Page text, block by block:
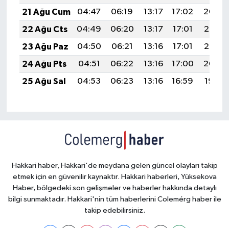
21 Ağu Cum
04:47 06:19 13:17 17:02
20:04
22 Ağu Cts
04:49 06:20 13:17 17:01
20:03
23 Ağu Paz
04:50 06:21 13:16 17:01
20:02
24 Ağu Pts
04:51 06:22 13:16 17:00
20:00
25 Ağu Sal
04:53 06:23 13:16 16:59 19:59
Hakkari haber, Hakkari'de meydana gelen güncel olayları takip
etmek için en güvenilir kaynaktır. Hakkari haberleri, Yüksekova
Haber, bölgedeki son gelişmeler ve haberler hakkında detaylı
bilgi sunmaktadır. Hakkari'nin tüm haberlerini Colemérg haber ile
takip edebilirsiniz.